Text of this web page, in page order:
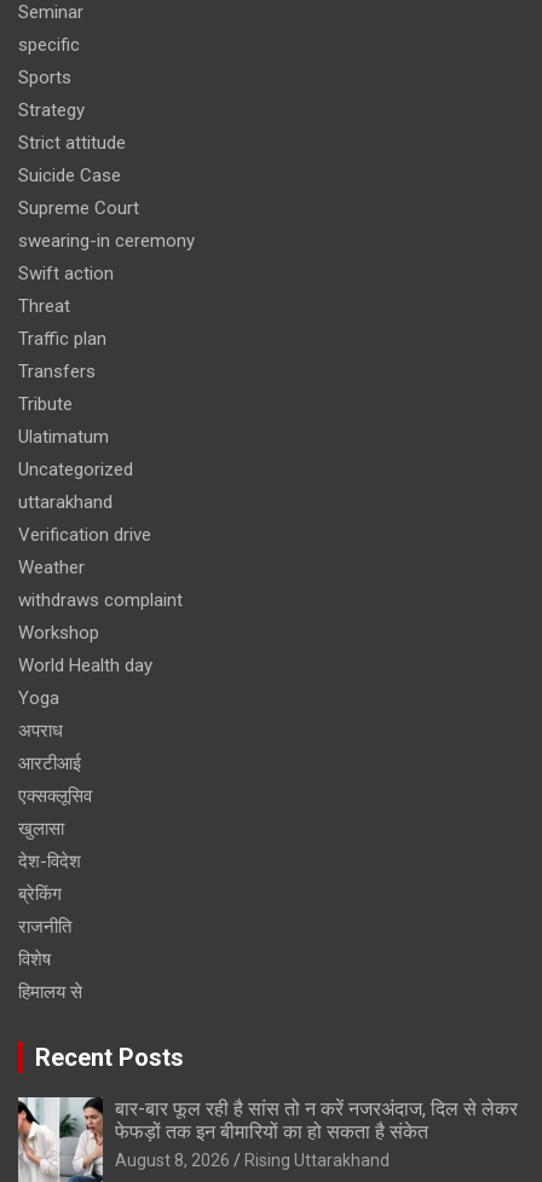
Seminar
specific
Sports
Strategy
Strict attitude
Suicide Case
Supreme Court
swearing-in ceremony
Swift action
Threat
Traffic plan
Transfers
Tribute
Ulatimatum
Uncategorized
uttarakhand
Verification drive
Weather
withdraws complaint
Workshop
World Health day
Yoga
अपराध
आरटीआई
एक्सक्लूसिव
खुलासा
देश-विदेश
ब्रेकिंग
राजनीति
विशेष
हिमालय से
Recent Posts
बार-बार फूल रही है सांस तो न करें नजरअंदाज, दिल से लेकर
फेफड़ों तक इन बीमारियों का हो सकता है संकेत
August 8, 2026 Rising Uttarakhand